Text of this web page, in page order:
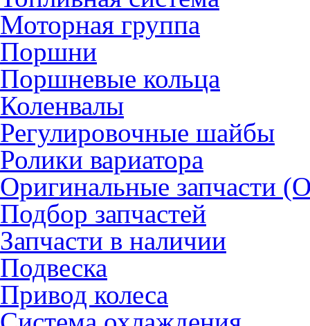
Моторная группа
Поршни
Поршневые кольца
Коленвалы
Регулировочные шайбы
Ролики вариатора
Оригинальные запчасти
Подбор запчастей
Запчасти в наличии
Подвеска
Привод колеса